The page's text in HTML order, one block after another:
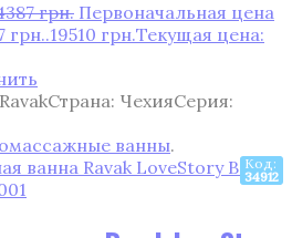
грн. Первоначальная цена
грн..19510 грн.Текущая цена:
Страна: ЧехияСерия:
ванны.
Код:
34912